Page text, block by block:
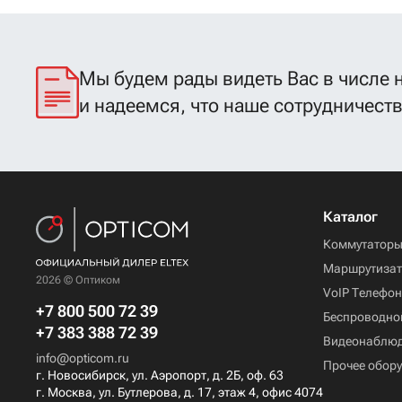
Мы будем рады видеть Вас в числе
и надеемся, что наше
2026 © Оптиком
+7 800 500 72 39
+7 383 388 72 39
info@opticom.ru
г. Новосибирск, ул. Аэропорт, д. 2Б, оф. 63
г. Москва, ул. Бутлерова, д. 17, этаж 4, офис 4074
Каталог
Коммутаторы
VoIP
Прочее